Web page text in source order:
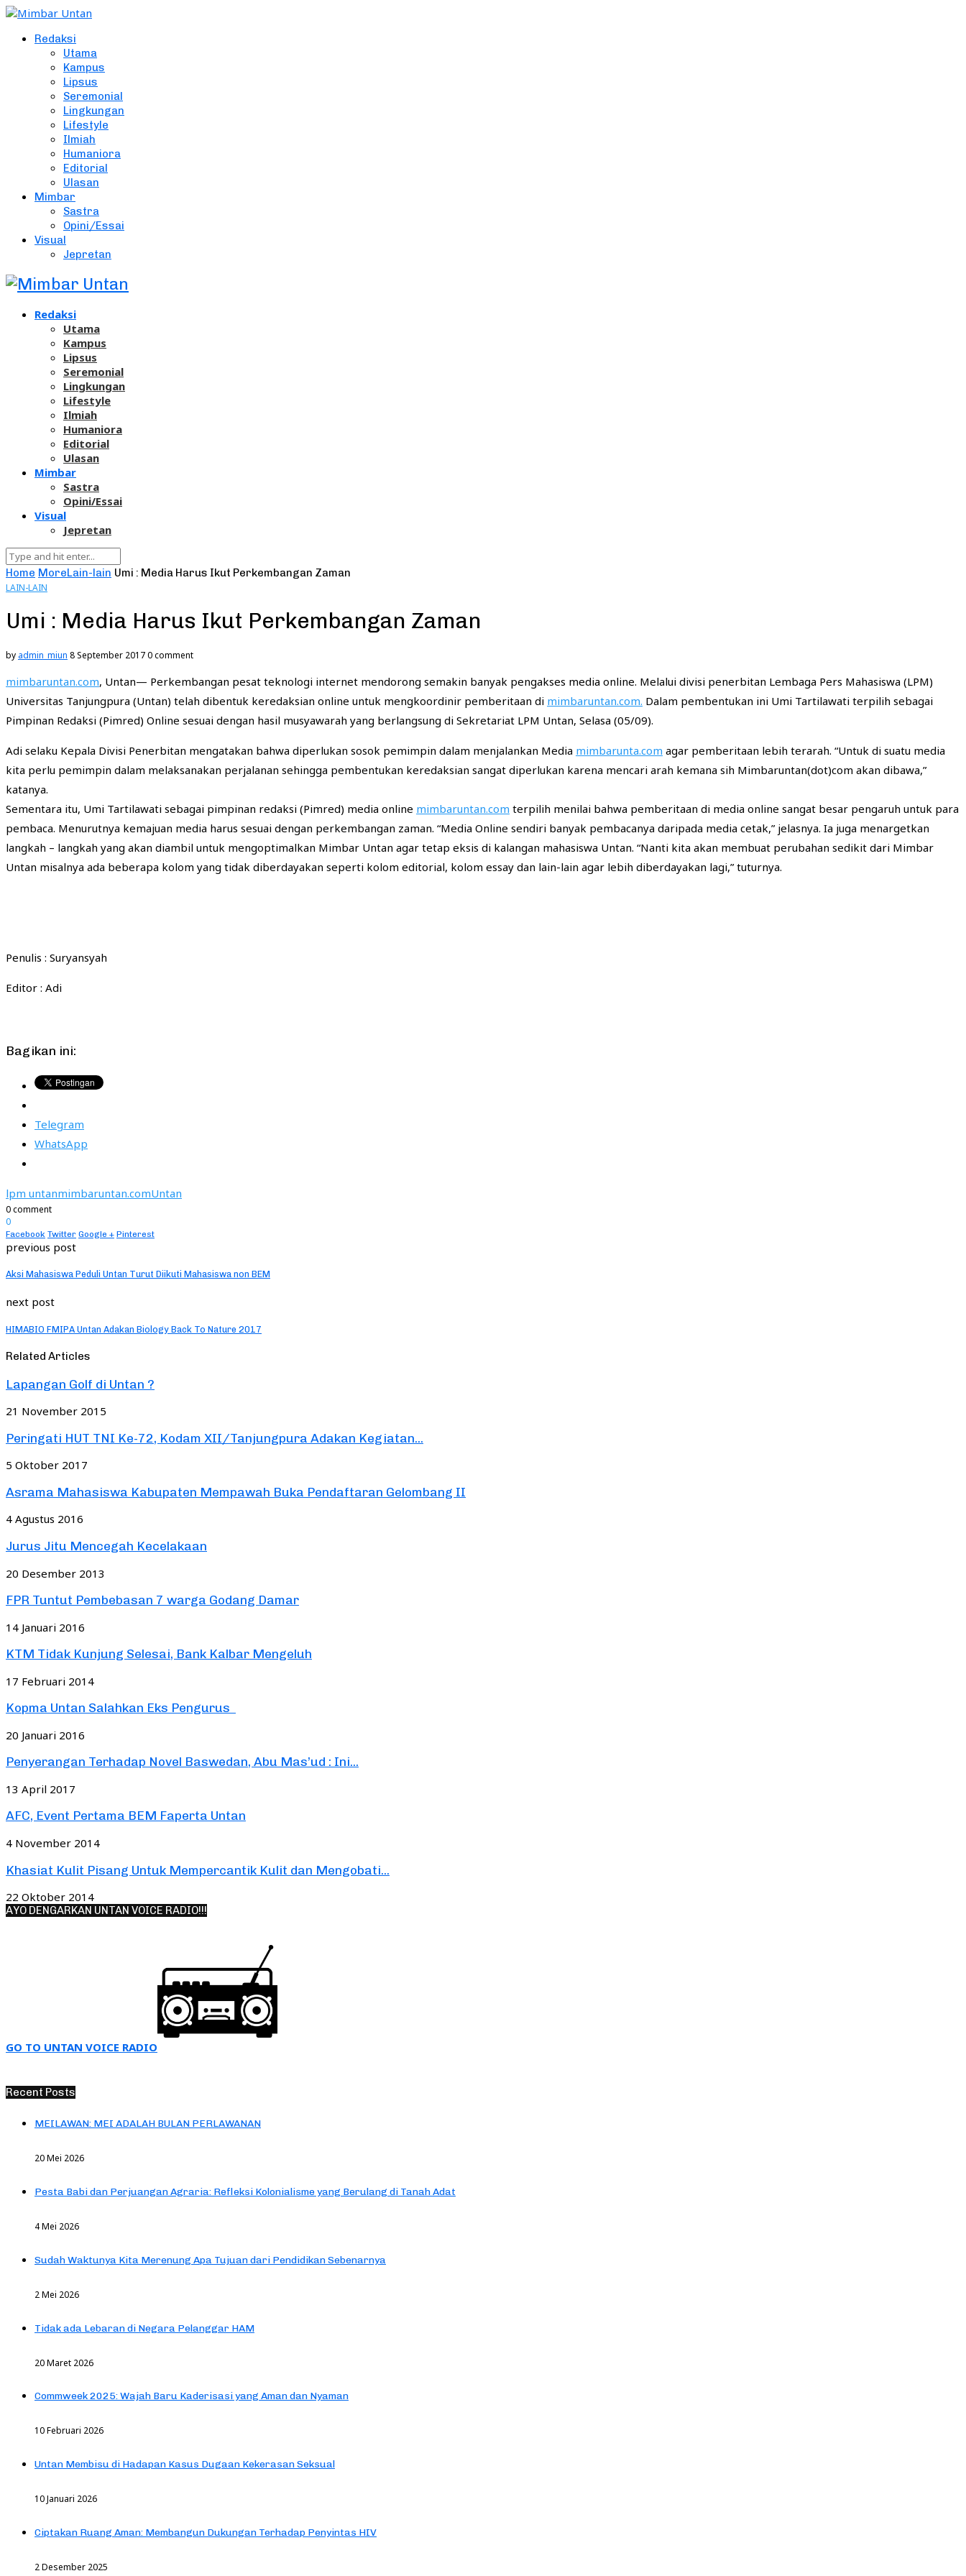
Redaksi
Utama
Kampus
Lipsus
Seremonial
Lingkungan
Lifestyle
Ilmiah
Humaniora
Editorial
Ulasan
Mimbar
Sastra
Opini/Essai
Visual
Jepretan
Redaksi
Utama
Kampus
Lipsus
Seremonial
Lingkungan
Lifestyle
Ilmiah
Humaniora
Editorial
Ulasan
Mimbar
Sastra
Opini/Essai
Visual
Jepretan
Home MoreLain-lain Umi : Media Harus Ikut Perkembangan Zaman
LAIN-LAIN
Umi : Media Harus Ikut Perkembangan Zaman
by admin_miun 8 September 20170 comment
mimbaruntan.com, Untan— Perkembangan pesat teknologi internet mendorong semakin banyak pengakses media online. Melalui divisi penerbitan Lembaga Pers Mahasiswa (LPM)
Universitas Tanjungpura (Untan) telah dibentuk keredaksian online untuk mengkoordinir pemberitaan di mimbaruntan.com. Dalam pembentukan ini Umi Tartilawati terpilih sebagai
Pimpinan Redaksi (Pimred) Online sesuai dengan hasil musyawarah yang berlangsung di Sekretariat LPM Untan, Selasa (05/09).
Adi selaku Kepala Divisi Penerbitan mengatakan bahwa diperlukan sosok pemimpin dalam menjalankan Media mimbarunta.com agar pemberitaan lebih terarah. “Untuk di suatu media
kita perlu pemimpin dalam melaksanakan perjalanan sehingga pembentukan keredaksian sangat diperlukan karena mencari arah kemana sih Mimbaruntan(dot)com akan dibawa,”
katanya.
Sementara itu, Umi Tartilawati sebagai pimpinan redaksi (Pimred) media online mimbaruntan.com terpilih menilai bahwa pemberitaan di media online sangat besar pengaruh untuk para
pembaca. Menurutnya kemajuan media harus sesuai dengan perkembangan zaman. “Media Online sendiri banyak pembacanya daripada media cetak,” jelasnya. Ia juga menargetkan
langkah – langkah yang akan diambil untuk mengoptimalkan Mimbar Untan agar tetap eksis di kalangan mahasiswa Untan. “Nanti kita akan membuat perubahan sedikit dari Mimbar
Untan misalnya ada beberapa kolom yang tidak diberdayakan seperti kolom editorial, kolom essay dan lain-lain agar lebih diberdayakan lagi,” tuturnya.
Penulis : Suryansyah
Editor : Adi
Bagikan ini:
Telegram
WhatsApp
lpm untanmimbaruntan.comUntan
0 comment
0
Facebook Twitter Google + Pinterest
previous post
Aksi Mahasiswa Peduli Untan Turut Diikuti Mahasiswa non BEM
next post
HIMABIO FMIPA Untan Adakan Biology Back To Nature 2017
Related Articles
Lapangan Golf di Untan ?
21 November 2015
Peringati HUT TNI Ke-72, Kodam XII/Tanjungpura Adakan Kegiatan...
5 Oktober 2017
Asrama Mahasiswa Kabupaten Mempawah Buka Pendaftaran Gelombang II
4 Agustus 2016
Jurus Jitu Mencegah Kecelakaan
20 Desember 2013
FPR Tuntut Pembebasan 7 warga Godang Damar
14 Januari 2016
KTM Tidak Kunjung Selesai, Bank Kalbar Mengeluh
17 Februari 2014
Kopma Untan Salahkan Eks Pengurus
20 Januari 2016
Penyerangan Terhadap Novel Baswedan, Abu Mas’ud : Ini...
13 April 2017
AFC, Event Pertama BEM Faperta Untan
4 November 2014
Khasiat Kulit Pisang Untuk Mempercantik Kulit dan Mengobati...
22 Oktober 2014
AYO DENGARKAN UNTAN VOICE RADIO!!!
GO TO UNTAN VOICE RADIO
Recent Posts
MEILAWAN: MEI ADALAH BULAN PERLAWANAN
20 Mei 2026
Pesta Babi dan Perjuangan Agraria: Refleksi Kolonialisme yang Berulang di Tanah Adat
4 Mei 2026
Sudah Waktunya Kita Merenung Apa Tujuan dari Pendidikan Sebenarnya
2 Mei 2026
Tidak ada Lebaran di Negara Pelanggar HAM
20 Maret 2026
Commweek 2025: Wajah Baru Kaderisasi yang Aman dan Nyaman
10 Februari 2026
Untan Membisu di Hadapan Kasus Dugaan Kekerasan Seksual
10 Januari 2026
Ciptakan Ruang Aman: Membangun Dukungan Terhadap Penyintas HIV
2 Desember 2025